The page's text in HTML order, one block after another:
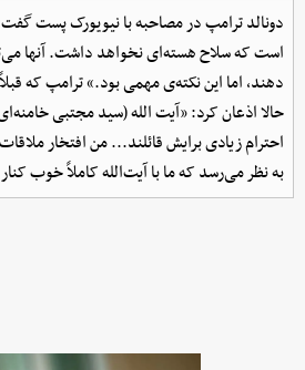
دونالد ترامپ در مصاحبه با نیویورک پست
است که سلاح هسته‌ای نخواهد داشت. آنها
دهند، اما این نکته‌ی مهمی بود.» ترامپ که
حالا اذعان کرد: «آیت الله (سید مجتبی
احترام زیادی برایش قائلند... من افتخار
به نظر می‌رسد که ما با آیت‌الله کاملاً خوب